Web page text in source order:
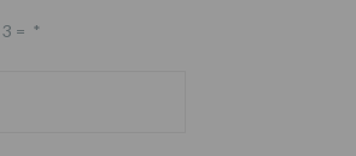
= *